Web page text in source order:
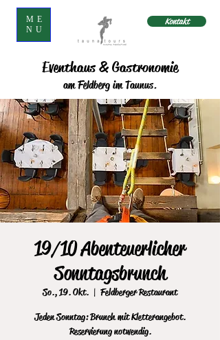
ME
NU
Kontakt
Eventhaus & Gastronomie
am Feldberg im Taunus.
19/10 Abenteuerlicher
Sonntagsbrunch
So., 19. Okt.
  |
Feldberger Restaurant
Jeden Sonntag: Brunch mit Kletterangebot.
Reservierung notwendig.